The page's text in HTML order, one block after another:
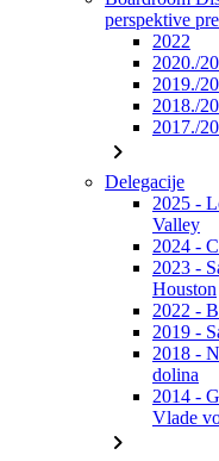
perspektive
2022
2020./
2019./
2018./
2017./
chevron_right
Delegacije
2025 -
Valley
2024 -
2023 -
Houston
2022 -
2019 -
2018 -
dolina
2014 -
Vlade
chevron_right